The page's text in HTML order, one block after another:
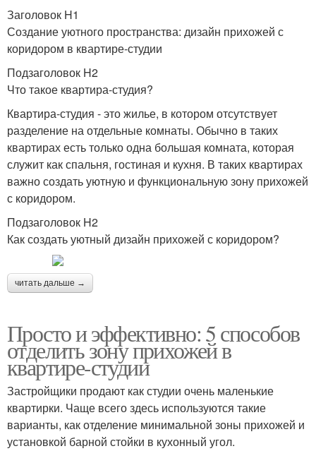
Заголовок H1
Создание уютного пространства: дизайн прихожей с
коридором в квартире-студии
Подзаголовок H2
Что такое квартира-студия?
Квартира-студия - это жилье, в котором отсутствует
разделение на отдельные комнаты. Обычно в таких
квартирах есть только одна большая комната, которая
служит как спальня, гостиная и кухня. В таких квартирах
важно создать уютную и функциональную зону прихожей
с коридором.
Подзаголовок H2
Как создать уютный дизайн прихожей с коридором?
читать дальше →
Просто и эффективно: 5 способов
отделить зону прихожей в
квартире-студии
Застройщики продают как студии очень маленькие
квартирки. Чаще всего здесь используются такие
варианты, как отделение минимальной зоны прихожей и
установкой барной стойки в кухонный угол.